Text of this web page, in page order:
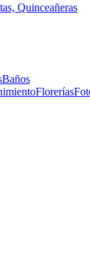
Quinceañeras
Baños
Florerías